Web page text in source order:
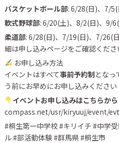
バスケットボール部: 6/28(日)、7/
軟式野球部: 6/20(土)、8/2(日)、9/
柔道部: 6/28(日)、7/19(日)、7/26(
細は申し込みページをご確認くださ
お申し込み方法
イベントはすべて事前予約制 となっ
う前にお早めにお申し込みください
イベントお申し込みはこちらから
compass.net/usr/kiryuuj/event/
#桐生第一中学校 #キリイチ #中学
ル #部活動体験 #群馬県 #桐生市